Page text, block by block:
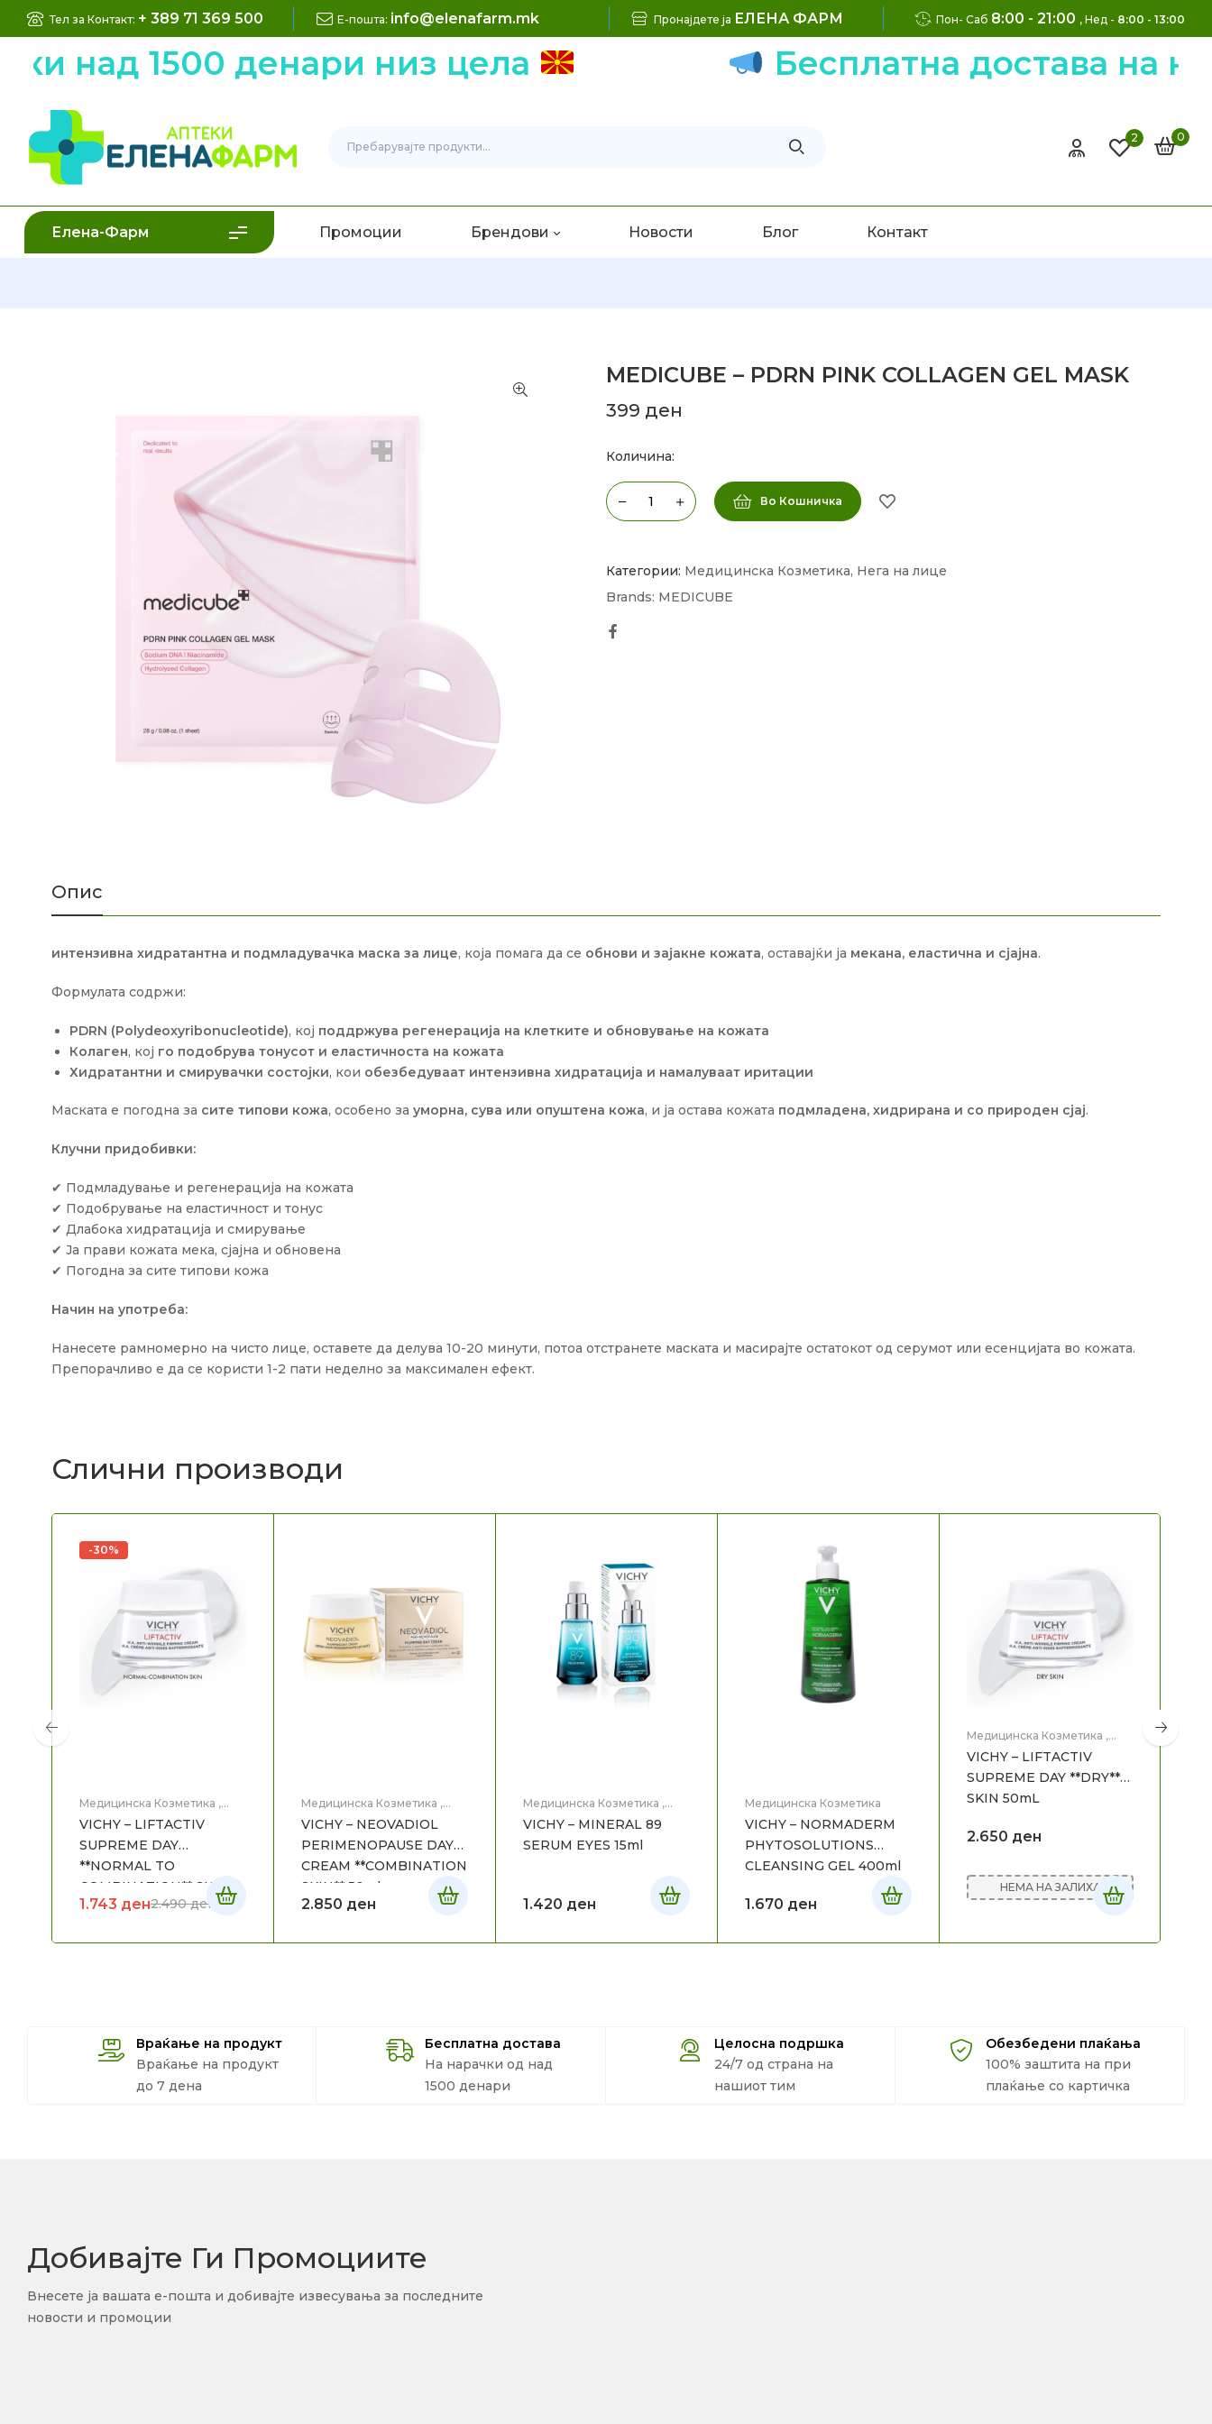
Тел за Контакт: + 389 71 369 500 Е-пошта: info@elenafarm.mk Пронајдете ја ЕЛЕНА ФАРМ Пон- Саб 8:00 - 21:00 , Нед - 8:00 - 13:00
1500 денари низ цела Бесплатна достава на
2 0
Елена-Фарм Промоции Брендови Новости Блог Контакт
MEDICUBE – PDRN PINK COLLAGEN GEL MASK
399 ден
Количина:
Во Кошничка
Категории: Медицинска Козметика, Нега на лице
Brands: MEDICUBE
Опис
интензивна хидратантна и подмладувачка маска за лице, која помага да се обнови и зајакне кожата, оставајќи ја мекана, еластична и сјајна.
Формулата содржи:
PDRN (Polydeoxyribonucleotide), кој поддржува регенерација на клетките и обновување на кожата
Колаген, кој го подобрува тонусот и еластичноста на кожата
Хидратантни и смирувачки состојки, кои обезбедуваат интензивна хидратација и намалуваат иритации
Маската е погодна за сите типови кожа, особено за уморна, сува или опуштена кожа, и ја остава кожата подмладена, хидрирана и со природен сјај.
Клучни придобивки:
✔ Подмладување и регенерација на кожата
✔ Подобрување на еластичност и тонус
✔ Длабока хидратација и смирување
✔ Ја прави кожата мека, сјајна и обновена
✔ Погодна за сите типови кожа
Начин на употреба:
Нанесете рамномерно на чисто лице, оставете да делува 10-20 минути, потоа отстранете маската и масирајте остатокот од серумот или есенцијата во кожата.
Препорачливо е да се користи 1-2 пати неделно за максимален ефект.
Слични производи
-30%
Медицинска Козметика ,
VICHY – LIFTACTIV
SUPREME DAY
**NORMAL TO
COMBINATION** SKIN
50mL
2.490ден
1.743 ден
Медицинска Козметика ,
VICHY – NEOVADIOL
PERIMENOPAUSE DAY
CREAM **COMBINATION
SKIN** 50ml
2.850 ден
Медицинска Козметика ,
VICHY – MINERAL 89
SERUM EYES 15ml
1.420 ден
Медицинска Козметика
VICHY – NORMADERM
PHYTOSOLUTIONS
CLEANSING GEL 400ml
1.670 ден
Медицинска Козметика ,
VICHY – LIFTACTIV
SUPREME DAY **DRY**
SKIN 50mL
2.650 ден
НЕМА НА ЗАЛИХА
Враќање на продукт
Враќање на продукт
до 7 дена
Бесплатна достава
На нарачки од над
1500 денари
Целосна подршка
24/7 од страна на
нашиот тим
Обезбедени плаќања
100% заштита на при
плаќање со картичка
Добивајте Ги Промоциите
Внесете ја вашата е-пошта и добивајте извесувања за последните
новости и промоции